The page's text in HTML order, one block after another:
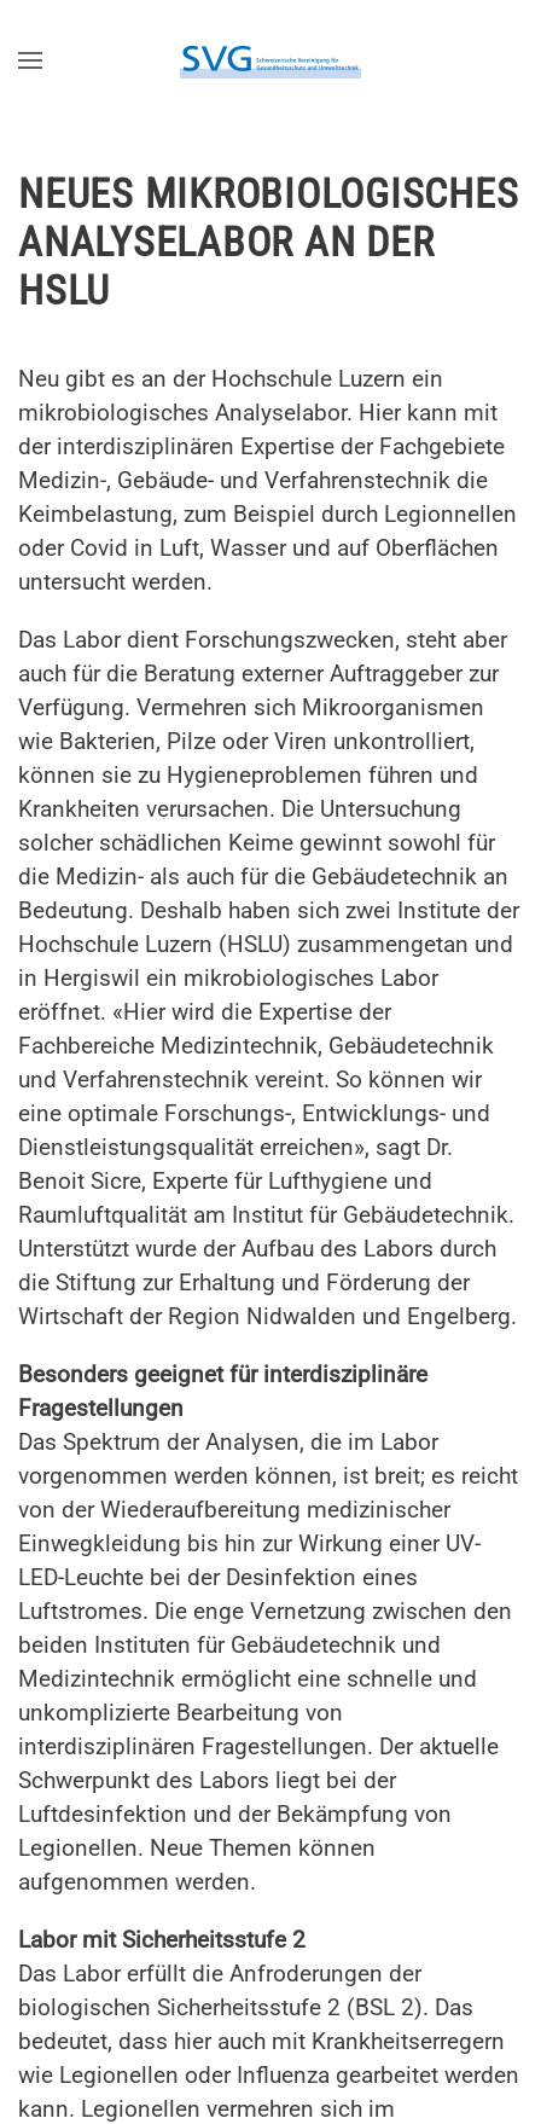
Zum Hauptinhalt springen
NEUES MIKROBIOLOGISCHES
ANALYSELABOR AN DER
HSLU
Neu gibt es an der Hochschule Luzern ein
mikrobiologisches Analyselabor. Hier kann mit
der interdisziplinären Expertise der Fachgebiete
Medizin-, Gebäude- und Verfahrenstechnik die
Keimbelastung, zum Beispiel durch Legionnellen
oder Covid in Luft, Wasser und auf Oberflächen
untersucht werden.
Das Labor dient Forschungszwecken, steht aber
auch für die Beratung externer Auftraggeber zur
Verfügung. Vermehren sich Mikroorganismen
wie Bakterien, Pilze oder Viren unkontrolliert,
können sie zu Hygieneproblemen führen und
Krankheiten verursachen. Die Untersuchung
solcher schädlichen Keime gewinnt sowohl für
die Medizin- als auch für die Gebäudetechnik an
Bedeutung. Deshalb haben sich zwei Institute der
Hochschule Luzern (HSLU) zusammengetan und
in Hergiswil ein mikrobiologisches Labor
eröffnet. «Hier wird die Expertise der
Fachbereiche Medizintechnik, Gebäudetechnik
und Verfahrenstechnik vereint. So können wir
eine optimale Forschungs-, Entwicklungs- und
Dienstleistungsqualität erreichen», sagt Dr.
Benoit Sicre, Experte für Lufthygiene und
Raumluftqualität am Institut für Gebäudetechnik.
Unterstützt wurde der Aufbau des Labors durch
die Stiftung zur Erhaltung und Förderung der
Wirtschaft der Region Nidwalden und Engelberg.
Besonders geeignet für interdisziplinäre
Fragestellungen
Das Spektrum der Analysen, die im Labor
vorgenommen werden können, ist breit; es reicht
von der Wiederaufbereitung medizinischer
Einwegkleidung bis hin zur Wirkung einer UV-
LED-Leuchte bei der Desinfektion eines
Luftstromes. Die enge Vernetzung zwischen den
beiden Instituten für Gebäudetechnik und
Medizintechnik ermöglicht eine schnelle und
unkomplizierte Bearbeitung von
interdisziplinären Fragestellungen. Der aktuelle
Schwerpunkt des Labors liegt bei der
Luftdesinfektion und der Bekämpfung von
Legionellen. Neue Themen können
aufgenommen werden.
Labor mit Sicherheitsstufe 2
Das Labor erfüllt die Anfroderungen der
biologischen Sicherheitsstufe 2 (BSL 2). Das
bedeutet, dass hier auch mit Krankheitserregern
wie Legionellen oder Influenza gearbeitet werden
kann. Legionellen vermehren sich im